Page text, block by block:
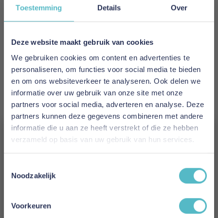
Toestemming Details Over
Deze website maakt gebruik van cookies
We gebruiken cookies om content en advertenties te
personaliseren, om functies voor social media te bieden
en om ons websiteverkeer te analyseren. Ook delen we
informatie over uw gebruik van onze site met onze
partners voor social media, adverteren en analyse. Deze
partners kunnen deze gegevens combineren met andere
informatie die u aan ze heeft verstrekt of die ze hebben
verzameld op basis van uw gebruik van hun services.
Noodzakelijk
Voorkeuren
EAN
Prijs
€ 1.988,00
Levertijd
2 tot 4 weken
Kleur
281 Avella Pine Gren
Lomira Sofa Bed Sharp Plus Cover Soft Spring
E-mail